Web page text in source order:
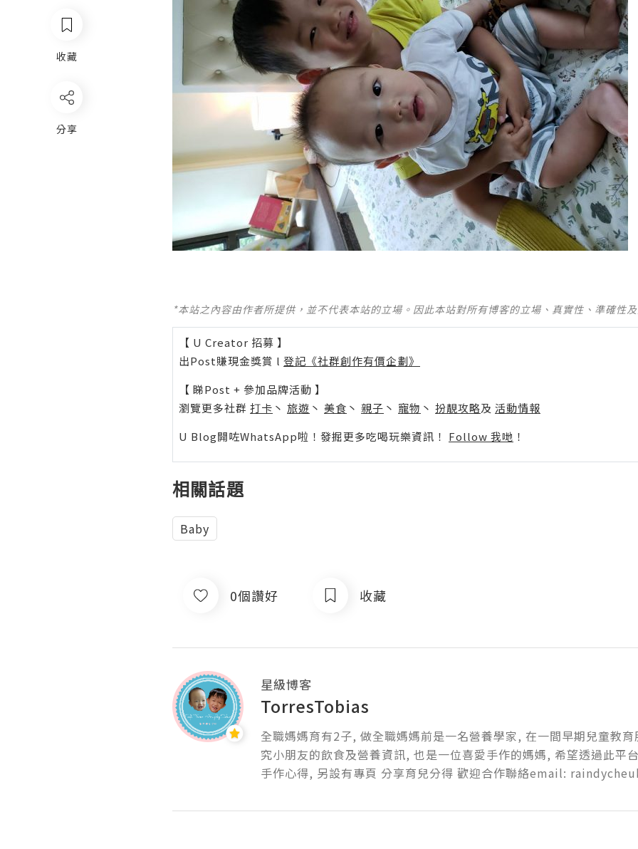
收藏
分享
*本站之內容由作者所提供，並不代表本站的立場。因此本站對所有博客的立場、真實性、準確性
【 U Creator 招募 】
出Post賺現金獎賞 l 登記《社群創作有價企劃》
【 睇Post + 參加品牌活動 】
瀏覽更多社群 打卡 丶 旅遊 丶 美食 丶 親子 丶 寵物 丶 扮靚攻略及 活動情報
U Blog開咗WhatsApp啦！發掘更多吃喝玩樂資訊！ Follow 我哋 ！
相關話題
Baby
0個讚好 收藏
星級博客
TorresTobias
全職媽媽育有2子, 做全職媽媽前是一名營養學家, 在一間早期兒童教
究小朋友的飲食及營養資訊, 也是一位喜愛手作的媽媽, 希望透過此平
手作心得, 另設有專頁 分享育兒分得 歡迎合作聯絡email: